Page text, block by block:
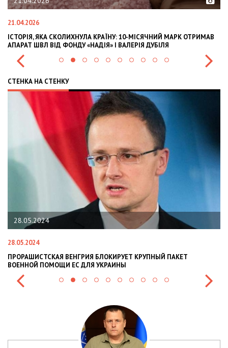
21.04.2026
ІСТОРІЯ, ЯКА СКОЛИХНУЛА КРАЇНУ: 10-МІСЯЧНИЙ МАРК ОТРИМАВ
АПАРАТ ШВЛ ВІД ФОНДУ «НАДІЯ» І ВАЛЕРІЯ ДУБІЛЯ
СТЕНКА НА СТЕНКУ
28.05.2024
28.05.2024
ПРОРАШИСТСКАЯ ВЕНГРИЯ БЛОКИРУЕТ КРУПНЫЙ ПАКЕТ
ВОЕННОЙ ПОМОЩИ ЕС ДЛЯ УКРАИНЫ